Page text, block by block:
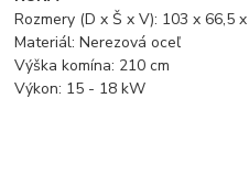
Rozmery (D x Š x V): 103 x 66,5
Materiál: Nerezová oceľ
Výška komína: 210 cm
Výkon: 15 - 18 kW